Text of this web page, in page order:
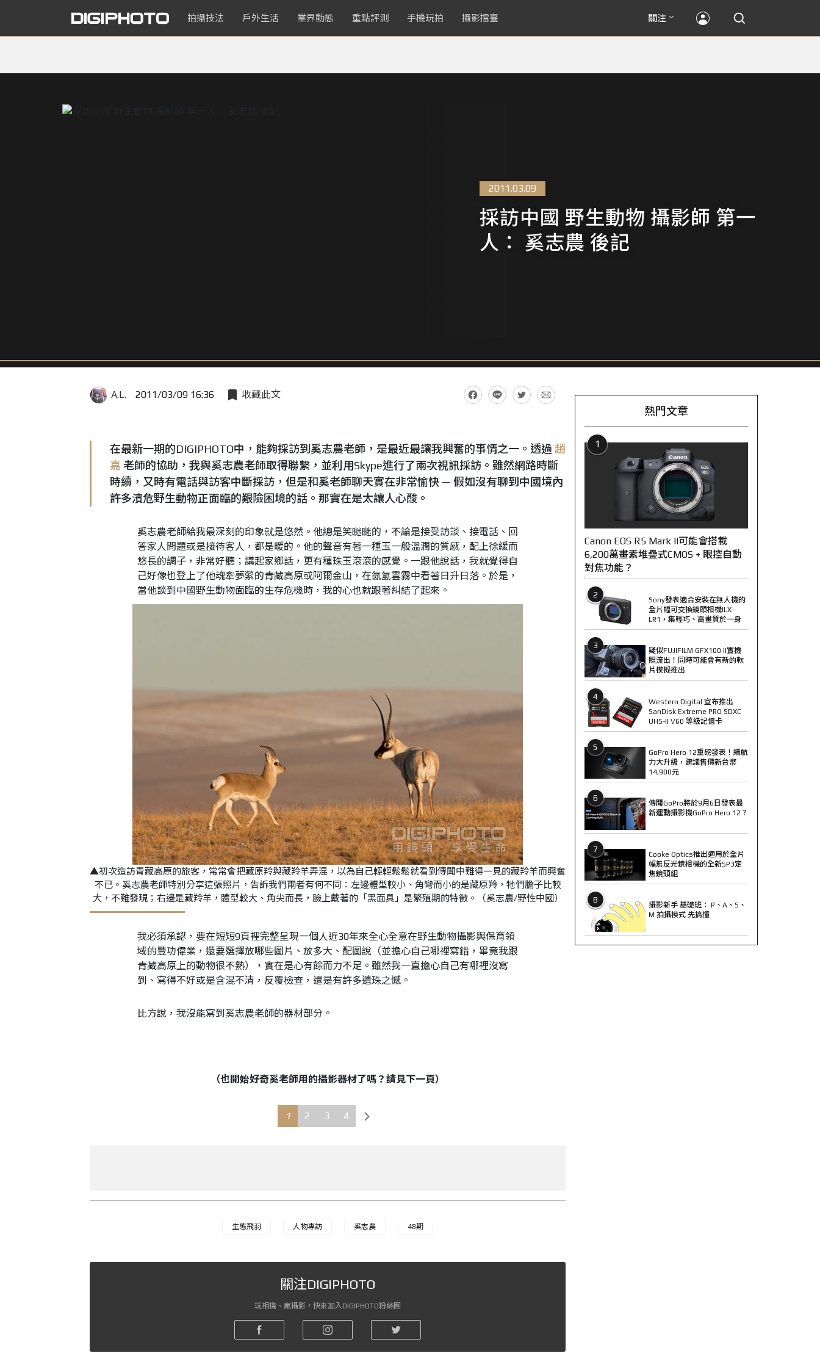
拍攝技法 戶外生活 業界動態 重點評測 手機玩拍 攝影擂臺 關注
2011.03.09
採訪中國 野生動物 攝影師 第一
人： 奚志農 後記
A.L. 2011/03/09 16:36 收藏此文
在最新一期的DIGIPHOTO中，能夠採訪到奚志農老師，是最近最讓我興奮的事情之一。透過 趙
嘉 老師的協助，我與奚志農老師取得聯繫，並利用Skype進行了兩次視訊採訪。雖然網路時斷
時續，又時有電話與訪客中斷採訪，但是和奚老師聊天實在非常愉快 — 假如沒有聊到中國境內
許多濱危野生動物正面臨的艱險困境的話。那實在是太讓人心酸。
奚志農老師給我最深刻的印象就是悠然。他總是笑瞇瞇的，不論是接受訪談、接電話、回
答家人問題或是接待客人，都是暖的。他的聲音有著一種玉一般溫潤的質感，配上徐緩而
悠長的調子，非常好聽；講起家鄉話，更有種珠玉滾滾的感覺。一跟他說話，我就覺得自
己好像也登上了他魂牽夢縈的青藏高原或阿爾金山，在氤氳雲霧中看著日升日落。於是，
當他談到中國野生動物面臨的生存危機時，我的心也就跟著糾結了起來。
▲初次造訪青藏高原的旅客，常常會把藏原羚與藏羚羊弄混，以為自己輕輕鬆鬆就看到傳聞中難得一見的藏羚羊而興奮
不已。奚志農老師特別分享這張照片，告訴我們兩者有何不同：左邊體型較小、角彎而小的是藏原羚，牠們膽子比較
大，不難發現；右邊是藏羚羊，體型較大、角尖而長，臉上戴著的「黑面具」是繁殖期的特徵。（奚志農/野性中國）
我必須承認，要在短短9頁裡完整呈現一個人近30年來全心全意在野生動物攝影與保育領
域的豐功偉業，還要選擇放哪些圖片、放多大、配圖說（並擔心自己哪裡寫錯，畢竟我跟
青藏高原上的動物很不熟），實在是心有餘而力不足。雖然我一直擔心自己有哪裡沒寫
到、寫得不好或是含混不清，反覆檢查，還是有許多遺珠之憾。
比方說，我沒能寫到奚志農老師的器材部分。
（也開始好奇奚老師用的攝影器材了嗎？請見下一頁）
1 2 3 4
生態飛羽 人物專訪 奚志農 48期
關注DIGIPHOTO
玩相機、瘋攝影，快來加入DIGIPHOTO粉絲團
熱門文章
1
Canon EOS R5 Mark II可能會搭載
6,200萬畫素堆疊式CMOS + 眼控自動
對焦功能？
2
Sony發表適合安裝在無人機的
全片幅可交換鏡頭相機ILX-
LR1，集輕巧、高畫質於一身
3
疑似FUJIFILM GFX100 II實機
照流出！同時可能會有新的軟
片模擬推出
4
Western Digital 宣布推出
SanDisk Extreme PRO SDXC
UHS-II V60 等級記憶卡
5
GoPro Hero 12重磅發表！續航
力大升級，建議售價新台幣
14,900元
6
傳聞GoPro將於9月6日發表最
新運動攝影機GoPro Hero 12？
7
Cooke Optics推出適用於全片
幅無反光鏡相機的全新SP3定
焦鏡頭組
8
攝影新手 基礎班： P、A、S、
M 拍攝模式 先搞懂